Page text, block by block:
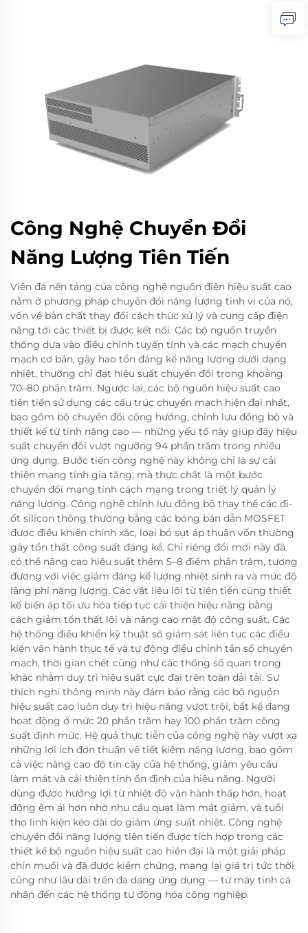
Công Nghệ Chuyển Đổi
Năng Lượng Tiên Tiến
Viên đá nền tảng của công nghệ nguồn điện hiệu suất cao
nằm ở phương pháp chuyển đổi năng lượng tinh vi của nó,
vốn về bản chất thay đổi cách thức xử lý và cung cấp điện
năng tới các thiết bị được kết nối. Các bộ nguồn truyền
thống dựa vào điều chỉnh tuyến tính và các mạch chuyển
mạch cơ bản, gây hao tổn đáng kể năng lượng dưới dạng
nhiệt, thường chỉ đạt hiệu suất chuyển đổi trong khoảng
70–80 phần trăm. Ngược lại, các bộ nguồn hiệu suất cao
tiên tiến sử dụng các cấu trúc chuyển mạch hiện đại nhất,
bao gồm bộ chuyển đổi cộng hưởng, chỉnh lưu đồng bộ và
thiết kế từ tính nâng cao — những yếu tố này giúp đẩy hiệu
suất chuyển đổi vượt ngưỡng 94 phần trăm trong nhiều
ứng dụng. Bước tiến công nghệ này không chỉ là sự cải
thiện mang tính gia tăng; mà thực chất là một bước
chuyển đổi mang tính cách mạng trong triết lý quản lý
năng lượng. Công nghệ chỉnh lưu đồng bộ thay thế các đi-
ốt silicon thông thường bằng các bóng bán dẫn MOSFET
được điều khiển chính xác, loại bỏ sụt áp thuận vốn thường
gây tổn thất công suất đáng kể. Chỉ riêng đổi mới này đã
có thể nâng cao hiệu suất thêm 5–8 điểm phần trăm, tương
đương với việc giảm đáng kể lượng nhiệt sinh ra và mức độ
lãng phí năng lượng. Các vật liệu lõi từ tiên tiến cùng thiết
kế biến áp tối ưu hóa tiếp tục cải thiện hiệu năng bằng
cách giảm tổn thất lõi và nâng cao mật độ công suất. Các
hệ thống điều khiển kỹ thuật số giám sát liên tục các điều
kiện vận hành thực tế và tự động điều chỉnh tần số chuyển
mạch, thời gian chết cũng như các thông số quan trọng
khác nhằm duy trì hiệu suất cực đại trên toàn dải tải. Sự
thích nghi thông minh này đảm bảo rằng các bộ nguồn
hiệu suất cao luôn duy trì hiệu năng vượt trội, bất kể đang
hoạt động ở mức 20 phần trăm hay 100 phần trăm công
suất định mức. Hệ quả thực tiễn của công nghệ này vượt xa
những lợi ích đơn thuần về tiết kiệm năng lượng, bao gồm
cả việc nâng cao độ tin cậy của hệ thống, giảm yêu cầu
làm mát và cải thiện tính ổn định của hiệu năng. Người
dùng được hưởng lợi từ nhiệt độ vận hành thấp hơn, hoạt
động êm ái hơn nhờ nhu cầu quạt làm mát giảm, và tuổi
thọ linh kiện kéo dài do giảm ứng suất nhiệt. Công nghệ
chuyển đổi năng lượng tiên tiến được tích hợp trong các
thiết kế bộ nguồn hiệu suất cao hiện đại là một giải pháp
chín muồi và đã được kiểm chứng, mang lại giá trị tức thời
cũng như lâu dài trên đa dạng ứng dụng — từ máy tính cá
nhân đến các hệ thống tự động hóa công nghiệp.